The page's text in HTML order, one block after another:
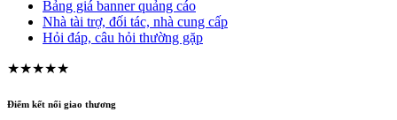
Bảng giá banner quảng cáo
Nhà tài trợ, đối tác, nhà cung cấp
Hỏi đáp, câu hỏi thường gặp
★★★★★
Điểm kết nối giao thương